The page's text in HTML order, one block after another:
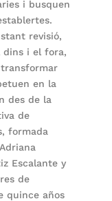
i busquen
revisió,
dins i el fora,
en la
des de la
de
formada
Escalante y
de
quince años